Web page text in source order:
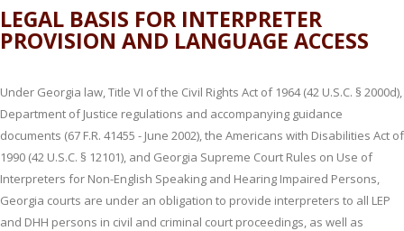
LEGAL BASIS FOR INTERPRETER
PROVISION AND LANGUAGE ACCESS
Under Georgia law, Title VI of the Civil Rights Act of 1964 (42 U.S.C. § 2000d),
Department of Justice regulations and accompanying guidance
documents (67 F.R. 41455 - June 2002), the Americans with Disabilities Act of
1990 (42 U.S.C. § 12101), and Georgia Supreme Court Rules on Use of
Interpreters for Non-English Speaking and Hearing Impaired Persons,
Georgia courts are under an obligation to provide interpreters to all LEP
and DHH persons in civil and criminal court proceedings, as well as